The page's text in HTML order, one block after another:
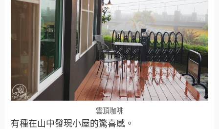
雲頂咖啡
有種在山中發現小屋的驚喜感。